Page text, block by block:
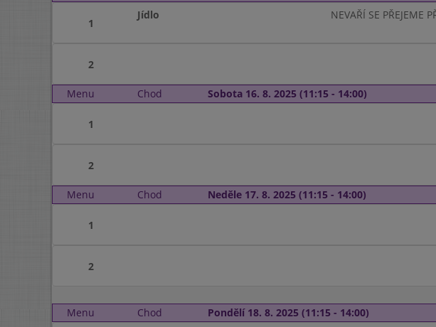
1
Jídlo NEVAŘÍ SE PŘEJEME
2
Menu Chod Sobota 16. 8. 2025 (11:15 - 14:00)
1
2
Menu Chod Neděle 17. 8. 2025 (11:15 - 14:00)
1
2
Menu
Chod Pondělí 18. 8. 2025 (11:15 - 14:00)